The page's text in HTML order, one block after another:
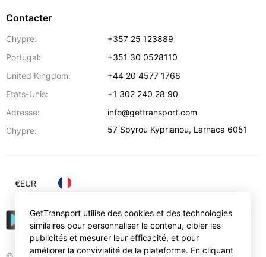
Contacter
Chypre:
+357 25 123889
Portugal:
+351 30 0528110
United Kingdom:
+44 20 4577 1766
Etats-Unis:
+1 302 240 28 90
Adresse:
info@gettransport.com
Chypre:
57 Spyrou Kyprianou, Larnaca 6051
€EUR
GetTransport utilise des cookies et des technologies
similaires pour personnaliser le contenu, cibler les
publicités et mesurer leur efficacité, et pour
améliorer la convivialité de la plateforme. En cliquant